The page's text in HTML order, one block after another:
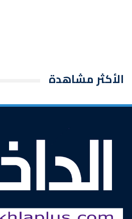
الأكثر مشاهدة